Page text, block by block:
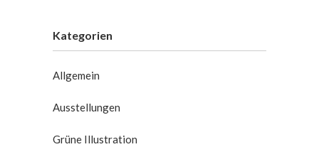
Kategorien
Allgemein
Ausstellungen
Grüne Illustration